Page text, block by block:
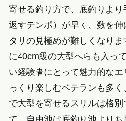
寄せる釣り方で、底釣りより
返すテンポ）が早く、数を
タリの見極めが難しくなり
に40cm級の大型へらも入っ
い経験者にとって魅力的な
っくり楽しむベテランも多く
で大型を寄せるスリルは格別
て、自由池は底釣り池より